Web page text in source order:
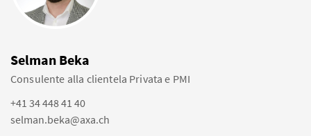
Selman Beka
Consulente alla clientela Privata e PMI
+41 34 448 41 40
selman.beka@axa.ch